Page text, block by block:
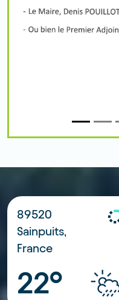
89520
Sainpuits,
France
22°